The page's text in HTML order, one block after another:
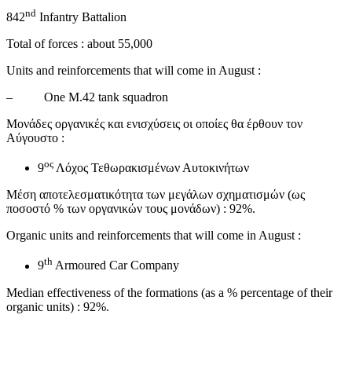
842nd Infantry Battalion
Total of forces : about 55,000
Units and reinforcements that will come in August :
– One M.42 tank squadron
Μονάδες οργανικές και ενισχύσεις οι οποίες θα έρθουν τον
Αύγουστο :
9ος Λόχος Τεθωρακισμένων Αυτοκινήτων
Μέση αποτελεσματικότητα των μεγάλων σχηματισμών (ως
ποσοστό % των οργανικών τους μονάδων) : 92%.
Organic units and reinforcements that will come in August :
9th Armoured Car Company
Median effectiveness of the formations (as a % percentage of their
organic units) : 92%.